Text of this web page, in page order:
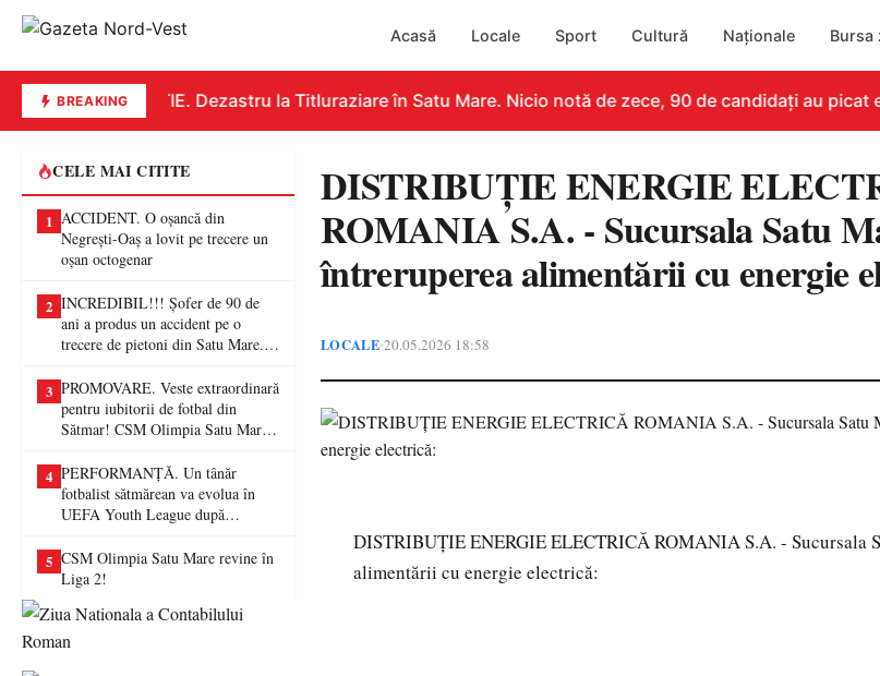
Acasă Locale Sport Cultură Naționale
BREAKING
EDUCAȚIE. Dezastru la Titluraziare în Satu Mare. Nicio notă de zece, 90 de candidați au picat
CELE MAI CITITE
1 ACCIDENT. O oșancă din
Negrești-Oaș a lovit pe trecere un
oșan octogenar
2 INCREDIBIL!!! Șofer de 90 de
ani a produs un accident pe o
trecere de pietoni din Satu Mare. O
3 PROMOVARE. Veste extraordinară
pentru iubitorii de fotbal din
Sătmar! CSM Olimpia Satu Mare
4 PERFORMANȚĂ. Un tânăr
fotbalist sătmărean va evolua în
UEFA Youth League după
5 CSM Olimpia Satu Mare revine în
Liga 2!
DISTRIBUȚIE ENERGIE
ROMANIA S.A. - Sucursala Satu
întreruperea alimentării cu energie
LOCALE•20.05.2026 18:58
DISTRIBUȚIE ENERGIE ELECTRICĂ ROMANIA S.A. - Sucursala
alimentării cu energie electrică: